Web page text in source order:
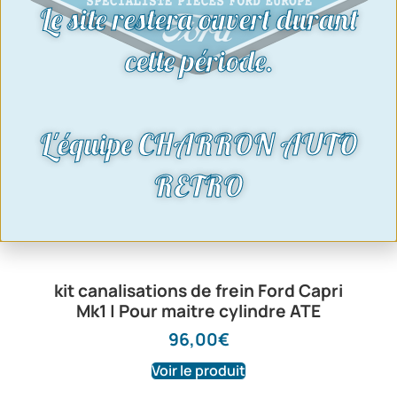
kit canalisations de frein Ford Capri
Mk1 | Pour maitre cylindre ATE
96,00€
Voir le produit
Le site restera ouvert durant
cette période.
L'équipe CHARRON AUTO
RETRO